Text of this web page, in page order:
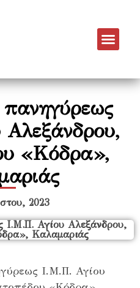
«Κόδρα»,
2023